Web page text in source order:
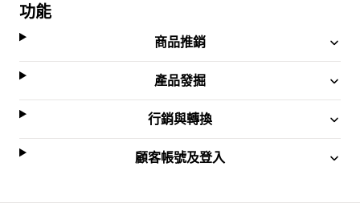
功能
商品推銷
產品發掘
行銷與轉換
顧客帳號及登入